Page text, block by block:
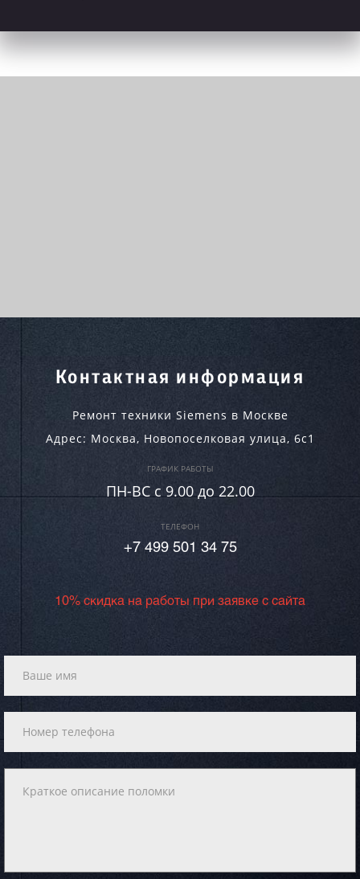
Контактная информация
Ремонт техники Siemens в Москве
Адрес: Москва, Новопоселковая улица, 6с1
ГРАФИК РАБОТЫ
ПН-ВC c 9.00 до 22.00
ТЕЛЕФОН
+7 499 501 34 75
10% скидка на работы при заявке с сайта